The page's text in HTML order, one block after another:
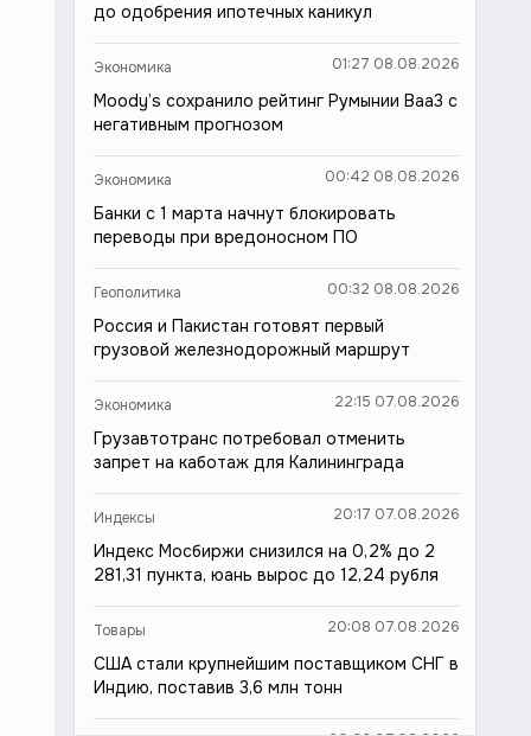
до одобрения ипотечных каникул
Экономика 01:27 08.08.2026
Moody’s сохранило рейтинг Румынии Baa3 с
негативным прогнозом
Экономика 00:42 08.08.2026
Банки с 1 марта начнут блокировать
переводы при вредоносном ПО
Геополитика 00:32 08.08.2026
Россия и Пакистан готовят первый
грузовой железнодорожный маршрут
Экономика 22:15 07.08.2026
Грузавтотранс потребовал отменить
запрет на каботаж для Калининграда
Индексы 20:17 07.08.2026
Индекс Мосбиржи снизился на 0,2% до 2
281,31 пункта, юань вырос до 12,24 рубля
Товары 20:08 07.08.2026
США стали крупнейшим поставщиком СНГ в
Индию, поставив 3,6 млн тонн